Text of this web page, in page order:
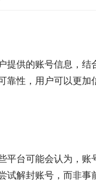
提供的账号信息，结
靠性，用户可以更加
平台可能会认为，账
试解封账号，而非事